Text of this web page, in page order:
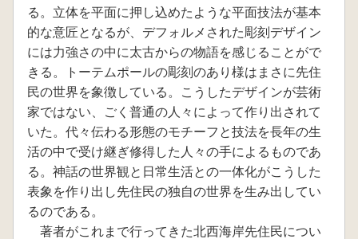
る。立体を平面に押し込めたような平面技法が基本
的な意匠となるが、デフォルメされた彫刻デザイン
には力強さの中に太古からの物語を感じることがで
きる。トーテムポールの彫刻のあり様はまさに先住
民の世界を象徴している。こうしたデザインが芸術
家ではない、ごく普通の人々によって作り出されて
いた。代々伝わる形態のモチーフと技法を長年の生
活の中で受け継ぎ修得した人々の手によるものであ
る。神話の世界観と日常生活との一体化がこうした
表象を作り出し先住民の独自の世界を生み出してい
るのである。
著者がこれまで行ってきた北西海岸先住民につい